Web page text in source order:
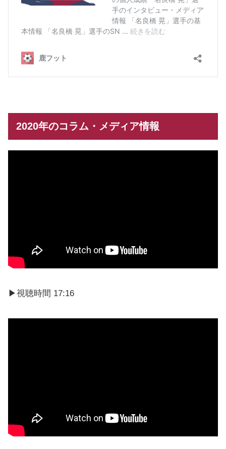
2020年のコラム・メディア情報
▶︎視聴時間 17:16